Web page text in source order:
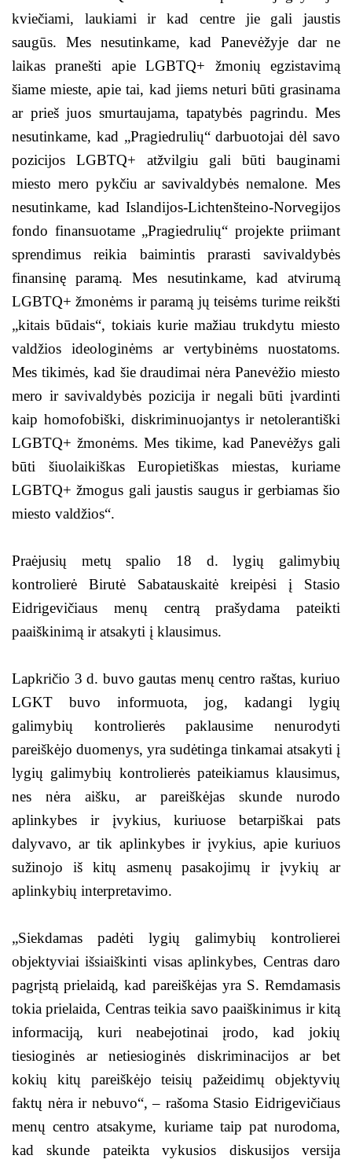
kviečiami, laukiami ir kad centre jie gali jaustis
saugūs. Mes nesutinkame, kad Panevėžyje dar ne
laikas pranešti apie LGBTQ+ žmonių egzistavimą
šiame mieste, apie tai, kad jiems neturi būti grasinama
ar prieš juos smurtaujama, tapatybės pagrindu. Mes
nesutinkame, kad „Pragiedrulių“ darbuotojai dėl savo
pozicijos LGBTQ+ atžvilgiu gali būti bauginami
miesto mero pykčiu ar savivaldybės nemalone. Mes
nesutinkame, kad Islandijos-Lichtenšteino-Norvegijos
fondo finansuotame „Pragiedrulių“ projekte priimant
sprendimus reikia baimintis prarasti savivaldybės
finansinę paramą. Mes nesutinkame, kad atvirumą
LGBTQ+ žmonėms ir paramą jų teisėms turime reikšti
„kitais būdais“, tokiais kurie mažiau trukdytu miesto
valdžios ideologinėms ar vertybinėms nuostatoms.
Mes tikimės, kad šie draudimai nėra Panevėžio miesto
mero ir savivaldybės pozicija ir negali būti įvardinti
kaip homofobiški, diskriminuojantys ir netolerantiški
LGBTQ+ žmonėms. Mes tikime, kad Panevėžys gali
būti šiuolaikiškas Europietiškas miestas, kuriame
LGBTQ+ žmogus gali jaustis saugus ir gerbiamas šio
miesto valdžios“.
Praėjusių metų spalio 18 d. lygių galimybių
kontrolierė Birutė Sabatauskaitė kreipėsi į Stasio
Eidrigevičiaus menų centrą prašydama pateikti
paaiškinimą ir atsakyti į klausimus.
Lapkričio 3 d. buvo gautas menų centro raštas, kuriuo
LGKT buvo informuota, jog, kadangi lygių
galimybių kontrolierės paklausime nenurodyti
pareiškėjo duomenys, yra sudėtinga tinkamai atsakyti į
lygių galimybių kontrolierės pateikiamus klausimus,
nes nėra aišku, ar pareiškėjas skunde nurodo
aplinkybes ir įvykius, kuriuose betarpiškai pats
dalyvavo, ar tik aplinkybes ir įvykius, apie kuriuos
sužinojo iš kitų asmenų pasakojimų ir įvykių ar
aplinkybių interpretavimo.
„Siekdamas padėti lygių galimybių kontrolierei
objektyviai išsiaiškinti visas aplinkybes, Centras daro
pagrįstą prielaidą, kad pareiškėjas yra S. Remdamasis
tokia prielaida, Centras teikia savo paaiškinimus ir kitą
informaciją, kuri neabejotinai įrodo, kad jokių
tiesioginės ar netiesioginės diskriminacijos ar bet
kokių kitų pareiškėjo teisių pažeidimų objektyvių
faktų nėra ir nebuvo“, – rašoma Stasio Eidrigevičiaus
menų centro atsakyme, kuriame taip pat nurodoma,
kad skunde pateikta vykusios diskusijos versija